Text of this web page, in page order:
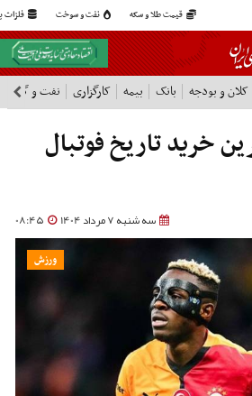
قیمت طلا و سکه نفت و سوخت فلزات
کلان و بودجه بانک بیمه کارگزاری نفت و گاز
خرید تاریخ فوتبال
سه شنبه 7 مرداد 1404 08:45
ورزش